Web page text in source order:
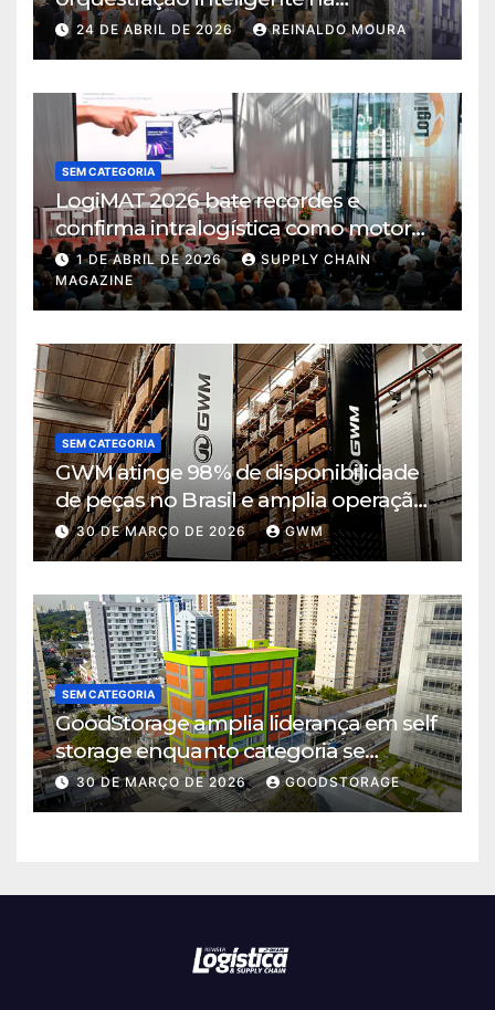
intralogística
24 DE ABRIL DE 2026 REINALDO MOURA
SEM CATEGORIA
LogiMAT 2026 bate recordes e
confirma intralogística como motor
de decisão em tempos de incerteza
1 DE ABRIL DE 2026
SUPPLY CHAIN
MAGAZINE
SEM CATEGORIA
GWM atinge 98% de disponibilidade
de peças no Brasil e amplia operação
logística em Cajamar
30 DE MARÇO DE 2026 GWM
SEM CATEGORIA
GoodStorage amplia liderança em self
storage enquanto categoria se
consolida em São Paulo
30 DE MARÇO DE 2026 GOODSTORAGE